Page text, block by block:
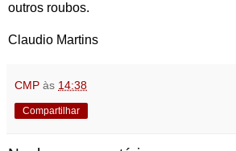
outros roubos.
Claudio Martins
CMP às 14:38
Compartilhar